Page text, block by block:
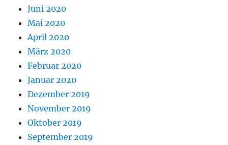
Juni 2020
Mai 2020
April 2020
März 2020
Februar 2020
Januar 2020
Dezember 2019
November 2019
Oktober 2019
September 2019